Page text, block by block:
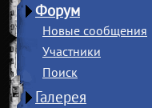
Форум
Новые сообщения
Участники
Поиск
Галерея